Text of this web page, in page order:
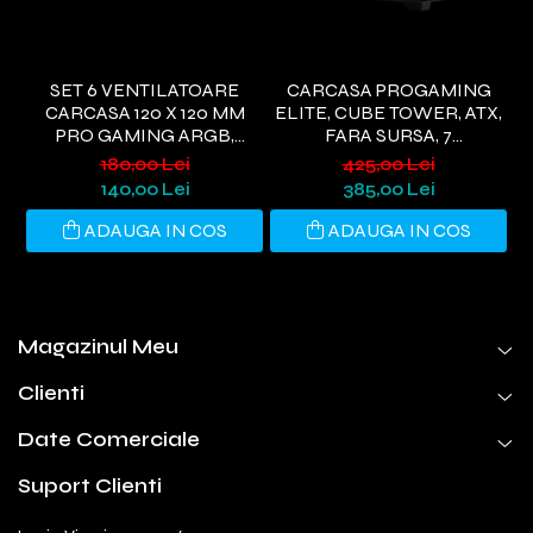
SET 6 VENTILATOARE
CARCASA 120 X 120 MM
PRO GAMING ARGB,
CONTROLLER PWM,
TELECOMANDA
180,00 Lei
140,00 Lei
ADAUGA IN COS
CARCASA PROGAMING
ELITE, CUBE TOWER, ATX,
FARA SURSA, 7
VENTILATOARE ARGB,
NEGRU
425,00 Lei
385,00 Lei
ADAUGA IN COS
Magazinul Meu
Clienti
Date Comerciale
Suport Clienti